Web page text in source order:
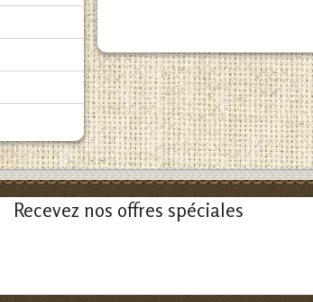
Recevez nos offres spéciales